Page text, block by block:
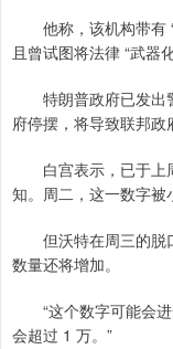
他称，该机构带有 “
且曾试图将法律 “武器
特朗普政府已发出
府停摆，将导致联邦政
白宫表示，已于上
知。周二，这一数字被
但沃特在周三的脱
数量还将增加。
“这个数字可能会进
会超过 1 万。”